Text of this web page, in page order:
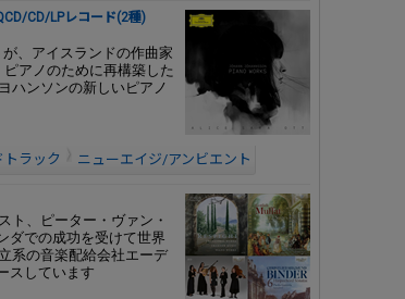
CD/LPレコード(2種)
、アイスランドの作曲家
アノのために再構築した
ハンソンの新しいピアノ
トラック ニューエイジ/アンビエント
ト、ピーター・ヴァン・
ダでの成功を受けて世界
系の音楽配給会社エーデ
スしています